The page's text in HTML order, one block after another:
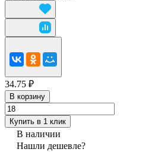
34.75 ₽
В корзину
Купить в 1 клик
В наличии
Нашли дешевле?